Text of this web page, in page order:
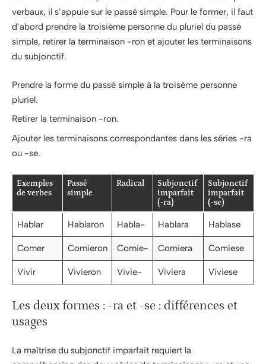
verbaux, il s’appuie sur le passé simple. Pour le former, il faut
d’abord prendre la troisième personne du pluriel du passé
simple, retirer la terminaison -ron et ajouter les terminaisons
du subjonctif.
Prendre la forme du passé simple à la troisème personne
pluriel.
Retirer la terminaison -ron.
Ajouter les terminaisons correspondantes dans les séries -ra
ou -se.
Exemples
de verbes
Passé
simple
Radical
Subjonctif
imparfait
(-ra)
Subjonctif
imparfait
(-se)
Hablar Hablaron Habla- Hablara Hablase
Comer Comieron Comie- Comiera Comiese
Vivir Vivieron Vivie- Viviera Viviese
Les deux formes : -ra et -se : différences et
usages
La maîtrise du subjonctif imparfait requiert la